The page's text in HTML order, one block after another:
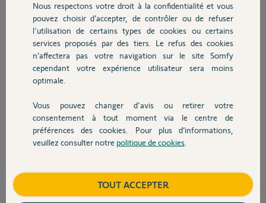
Chauffage
Autres produits
Devis avec un pro
Contact
Merci,
g G.
il y a environ 2 ans
Réponses
et complètes.
Il appartient à chacun de se donner la peine de les consulter
attentivement.
Nous respectons votre droit à la confidentialité et vous
pouvez choisir d’accepter, de contrôler ou de refuser
l'utilisation de certains types de cookies ou certains
services proposés par des tiers. Le refus des cookies
n’affectera pas votre navigation sur le site Somfy
cependant votre expérience utilisateur sera moins
optimale.
Vous pouvez changer d'avis ou retirer votre
consentement à tout moment via le centre de
préférences des cookies. Pour plus d’informations,
veuillez consulter notre politique de cookies
TOUT ACCEPTER